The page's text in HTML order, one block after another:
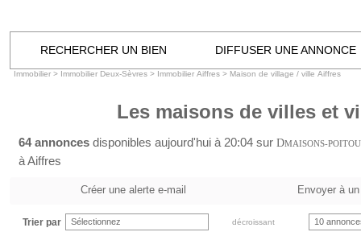
RECHERCHER UN BIEN DIFFUSER UNE ANNONCE
Immobilier > Immobilier Deux-Sèvres > Immobilier Aiffres > Maison de village / ville Aiffres
Les maisons de villes et
64 annonces disponibles aujourd'hui à 20:04 sur DMAISONS-
à Aiffres
Créer une alerte e-mail Envoyer à
Trier par Sélectionnez décroissant 10